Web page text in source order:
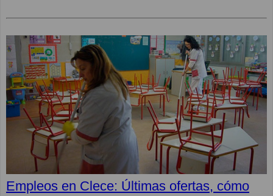
Empleos en Clece: Últimas ofertas, cómo